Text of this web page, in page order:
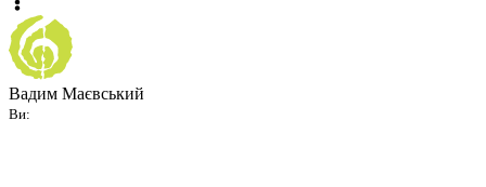
Вадим Маєвський
Ви: